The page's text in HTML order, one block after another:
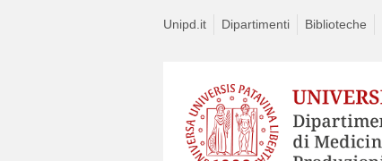
Unipd.it Dipartimenti Biblioteche